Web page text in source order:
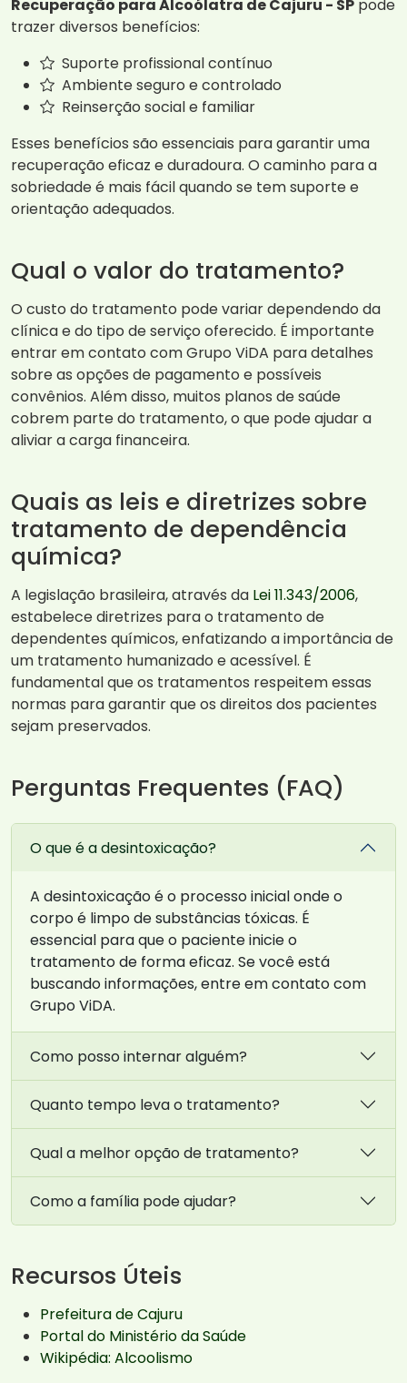
Recuperação para Alcoólatra de Cajuru - SP pode
trazer diversos benefícios:
Suporte profissional contínuo
Ambiente seguro e controlado
Reinserção social e familiar
Esses benefícios são essenciais para garantir uma
recuperação eficaz e duradoura. O caminho para a
sobriedade é mais fácil quando se tem suporte e
orientação adequados.
Qual o valor do tratamento?
O custo do tratamento pode variar dependendo da
clínica e do tipo de serviço oferecido. É importante
entrar em contato com Grupo ViDA para detalhes
sobre as opções de pagamento e possíveis
convênios. Além disso, muitos planos de saúde
cobrem parte do tratamento, o que pode ajudar a
aliviar a carga financeira.
Quais as leis e diretrizes sobre
tratamento de dependência
química?
A legislação brasileira, através da Lei 11.343/2006,
estabelece diretrizes para o tratamento de
dependentes químicos, enfatizando a importância de
um tratamento humanizado e acessível. É
fundamental que os tratamentos respeitem essas
normas para garantir que os direitos dos pacientes
sejam preservados.
Perguntas Frequentes (FAQ)
O que é a desintoxicação?
A desintoxicação é o processo inicial onde o
corpo é limpo de substâncias tóxicas. É
essencial para que o paciente inicie o
tratamento de forma eficaz. Se você está
buscando informações, entre em contato com
Grupo ViDA.
Como posso internar alguém?
Quanto tempo leva o tratamento?
Qual a melhor opção de tratamento?
Como a família pode ajudar?
Recursos Úteis
Prefeitura de Cajuru
Portal do Ministério da Saúde
Wikipédia: Alcoolismo